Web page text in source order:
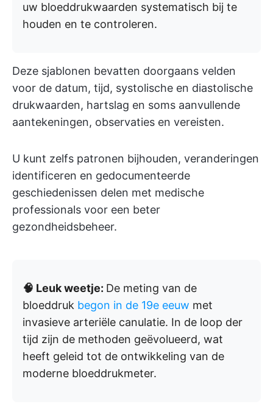
uw bloeddrukwaarden systematisch bij te
houden en te controleren.
Deze sjablonen bevatten doorgaans velden
voor de datum, tijd, systolische en diastolische
drukwaarden, hartslag en soms aanvullende
aantekeningen, observaties en vereisten.
U kunt zelfs patronen bijhouden, veranderingen
identificeren en gedocumenteerde
geschiedenissen delen met medische
professionals voor een beter
gezondheidsbeheer.
🧠 Leuk weetje: De meting van de
bloeddruk begon in de 19e eeuw met
invasieve arteriële canulatie. In de loop der
tijd zijn de methoden geëvolueerd, wat
heeft geleid tot de ontwikkeling van de
moderne bloeddrukmeter.